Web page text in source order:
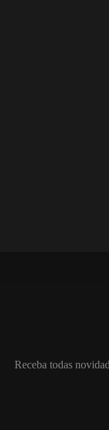
Receba todas